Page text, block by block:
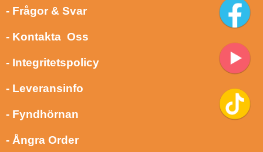
- Frågor & Svar
- Kontakta Oss
- Integritetspolicy
- Leveransinfo
- Fyndhörnan
- Ångra Order